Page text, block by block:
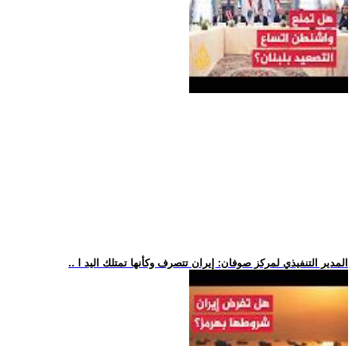
.. المدير التنفيذي لمركز صوفان: إيران تتصرف وكأنها تمتلك اليد ا